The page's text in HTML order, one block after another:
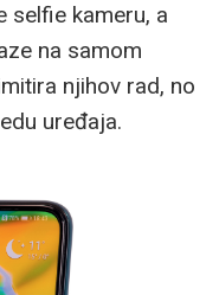
selfie kameru, a
na samom
njihov rad, no
uređaja.